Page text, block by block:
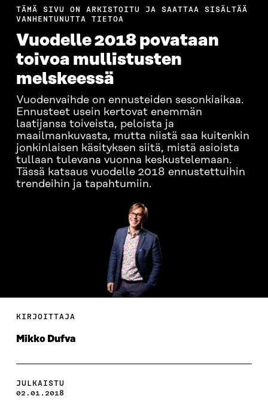
TÄMÄ SIVU ON ARKISTOITU JA SAATTAA SISÄLTÄÄ
VANHENTUNUTTA TIETOA
Vuodelle 2018 povataan
toivoa mullistusten
melskeessä
Vuodenvaihde on ennusteiden sesonkiaikaa.
Ennusteet usein kertovat enemmän
laatijansa toiveista, peloista ja
maailmankuvasta, mutta niistä saa kuitenkin
jonkinlaisen käsityksen siitä, mistä asioista
tullaan tulevana vuonna keskustelemaan.
Tässä katsaus vuodelle 2018 ennustettuihin
trendeihin ja tapahtumiin.
KIRJOITTAJA
Mikko Dufva
JULKAISTU
02.01.2018